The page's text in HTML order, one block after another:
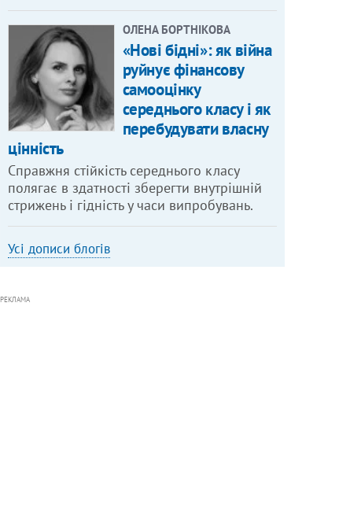
ОЛЕНА БОРТНІКОВА
«Нові бідні»: як війна
руйнує фінансову
самооцінку
середнього класу і як
перебудувати власну
цінність
Справжня стійкість середнього класу
полягає в здатності зберегти внутрішній
стрижень і гідність у часи випробувань.
Усі дописи блогів
РЕКЛАМА